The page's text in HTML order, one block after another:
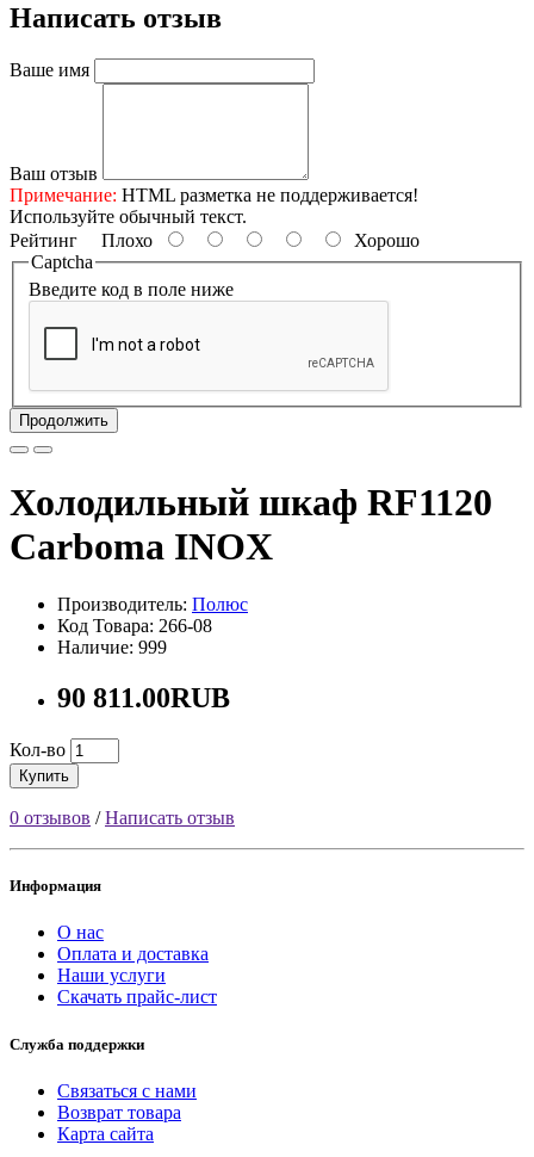
Написать отзыв
Ваше имя
Ваш отзыв
Примечание: HTML разметка не поддерживается!
Используйте обычный текст.
Рейтинг Плохо
Хорошо
Captcha
Введите код в поле ниже
Продолжить
Холодильный шкаф RF1120
Сarboma INOX
Производитель: Полюс
Код Товара: 266-08
Наличие: 999
90 811.00RUB
Кол-во
Купить
0 отзывов /Написать отзыв
Информация
О нас
Оплата и доставка
Наши услуги
Скачать прайс-лист
Служба поддержки
Связаться с нами
Возврат товара
Карта сайта